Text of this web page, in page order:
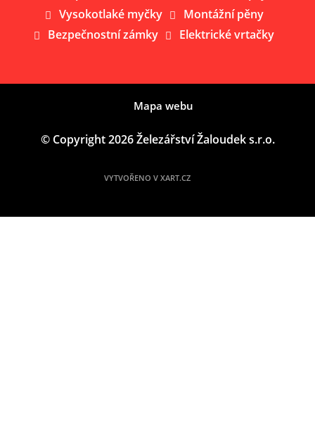
Vysokotlaké myčky
Montážní pěny
Bezpečnostní zámky
Elektrické vrtačky
Mapa webu
© Copyright 2026 Železářství Žaloudek s.r.o.
VYTVOŘENO V XART.CZ